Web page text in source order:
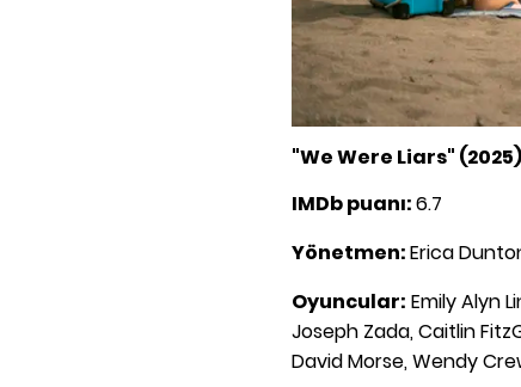
"We Were Liars" (2025)
IMDb puanı:6.7
Yönetmen:Erica
Oyuncular: Emily Alyn
Joseph Zada, Caitlin
David Morse, Wendy